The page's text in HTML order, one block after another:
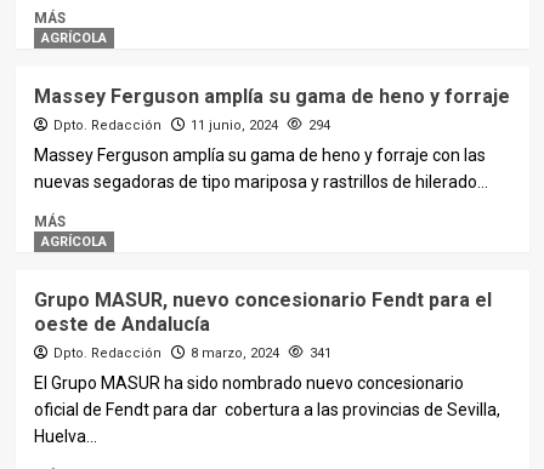
MÁS
AGRÍCOLA
Massey Ferguson amplía su gama de heno y forraje
Dpto. Redacción 11 junio, 2024 294
Massey Ferguson amplía su gama de heno y forraje con las
nuevas segadoras de tipo mariposa y rastrillos de hilerado...
MÁS
AGRÍCOLA
Grupo MASUR, nuevo concesionario Fendt para el
oeste de Andalucía
Dpto. Redacción 8 marzo, 2024 341
El Grupo MASUR ha sido nombrado nuevo concesionario
oficial de Fendt para dar cobertura a las provincias de Sevilla,
Huelva...